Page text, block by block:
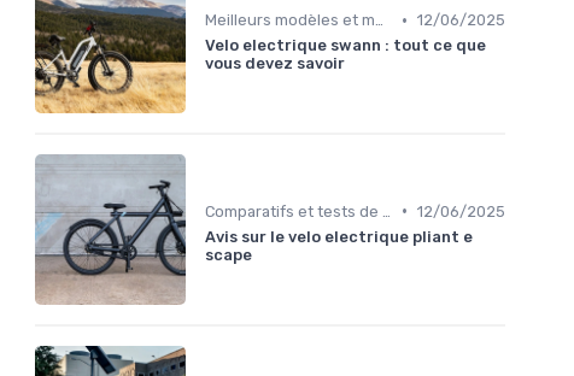
Meilleurs modèles et marques • 12/06/2025
Velo electrique swann : tout ce que
vous devez savoir
• 12/06/2025
Avis sur le velo electrique pliant e
scape